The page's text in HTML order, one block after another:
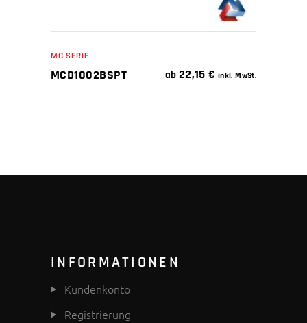
MC SERIE
MCD1002BSPT ab 22,15€ inkl. MwSt.
INFORMATIONEN
Kundenkonto
Registrierung